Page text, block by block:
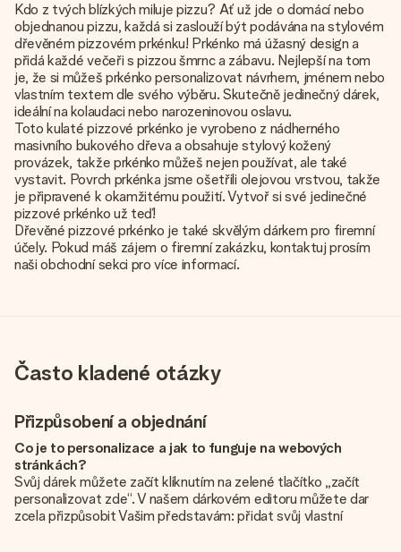
Kdo z tvých blízkých miluje pizzu? Ať už jde o domácí nebo
objednanou pizzu, každá si zaslouží být podávána na stylovém
dřevěném pizzovém prkénku! Prkénko má úžasný design a
přidá každé večeři s pizzou šmrnc a zábavu. Nejlepší na tom
je, že si můžeš prkénko personalizovat návrhem, jménem nebo
vlastním textem dle svého výběru. Skutečně jedinečný dárek,
ideální na kolaudaci nebo narozeninovou oslavu.
Toto kulaté pizzové prkénko je vyrobeno z nádherného
masivního bukového dřeva a obsahuje stylový kožený
provázek, takže prkénko můžeš nejen používat, ale také
vystavit. Povrch prkénka jsme ošetřili olejovou vrstvou, takže
je připravené k okamžitému použití. Vytvoř si své jedinečné
pizzové prkénko už teď!
Dřevěné pizzové prkénko je také skvělým dárkem pro firemní
účely. Pokud máš zájem o firemní zakázku, kontaktuj prosím
naši obchodní sekci pro více informací.
Často kladené otázky
Přizpůsobení a objednání
Co je to personalizace a jak to funguje na webových
stránkách?
Svůj dárek můžete začít kliknutím na zelené tlačítko „začít
personalizovat zde“. V našem dárkovém editoru můžete dar
zcela přizpůsobit Vašim představám: přidat svůj vlastní